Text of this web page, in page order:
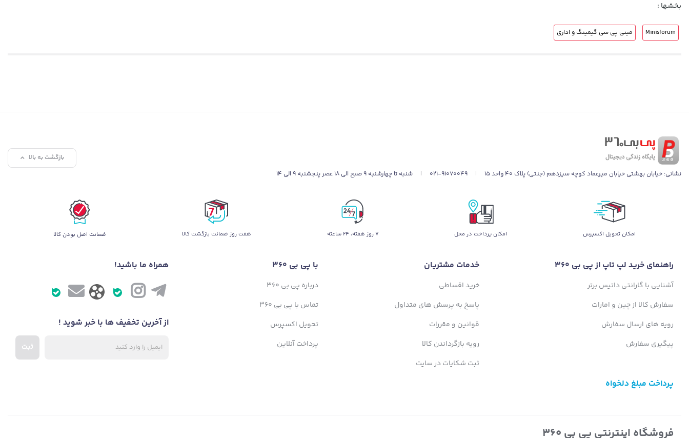
بخشها :
Minisforum مینی پی سی گیمینگ و اداری
نشانی: خیابان بهشتی خیابان میرعماد کوچه سیزدهم (جنتی) پلاک ۴۰ واحد ۱۵ |
021-91070049
| شنبه تا چهارشنبه 9 صبح الی 18 عصر پنجشنبه 9 الی 14
بازگشت به بالا
اﻣﮑﺎن ﺗﺤﻮﯾﻞ اﮐﺴﭙﺮس امکان پرداخت در محل ۷ روز ﻫﻔﺘﻪ، ۲۴ ﺳﺎﻋﺘﻪ هفت روز ضمانت بازگشت کالا ضمانت اصل بودن کالا
راهنمای خرید لپ تاپ از پی بی 360
آشنایی با گارانتی داتیس برتر
سفارش کالا از چین و امارات
رویه های ارسال سفارش
پیگیری سفارش
خدمات مشتریان
خرید اقساطی
پاسخ به پرسش های متداول
قوانین و مقررات
رویه بازگرداندن کالا
ثبت شکایات در سایت
با پی بی 360
درباره پی بی 360
تماس با پی بی 360
تحویل اکسپرس
پرداخت آنلاین
پرداخت مبلغ دلخواه
همراه ما باشید!
از آخرین تخفیف ها با خبر شوید !
ثبت
فروشگاه اینترنتی پی بی 360